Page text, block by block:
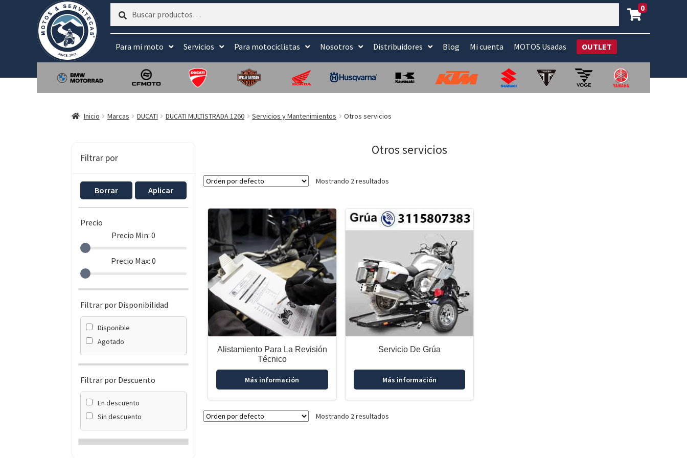
Buscar
Buscar 0
Para mi moto Servicios Para motociclistas Nosotros Distribuidores Blog Mi cuenta MOTOS Usadas OUTLET
Inicio Marcas DUCATI DUCATI MULTISTRADA 1260 Servicios y Mantenimientos Otros servicios
Filtrar por
Borrar Aplicar
Precio
Precio Min:0
Precio Max:0
Filtrar por Disponibilidad
Disponible
Agotado
Filtrar por Descuento
En descuento
Sin descuento
Otros servicios
Mostrando 2 resultados
Alistamiento Para La Revisión
Técnico
Más información
Servicio De Grúa
Más información
Mostrando 2 resultados